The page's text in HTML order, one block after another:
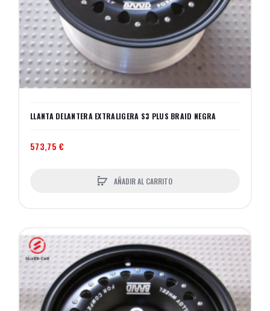
LLANTA DELANTERA EXTRALIGERA S3 PLUS BRAID NEGRA
573,75 €
AÑADIR AL CARRITO